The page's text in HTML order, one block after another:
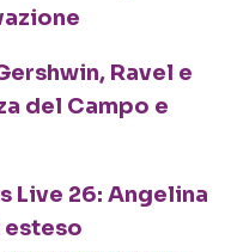
Ravel e
del Campo e
Live 26: Angelina
esteso